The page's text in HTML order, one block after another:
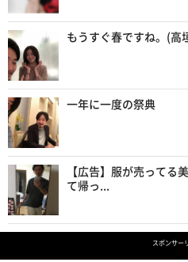
もうすぐ春ですね。(高
一年に一度の祭典
【広告】服が売ってる
て帰っ...
スポンサー